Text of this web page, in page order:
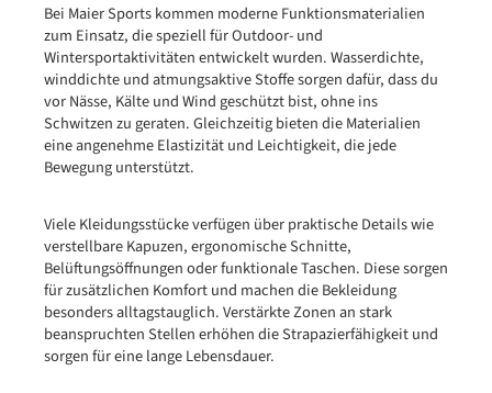
Bei Maier Sports kommen moderne Funktionsmaterialien
zum Einsatz, die speziell für Outdoor- und
Wintersportaktivitäten entwickelt wurden. Wasserdichte,
winddichte und atmungsaktive Stoffe sorgen dafür, dass du
vor Nässe, Kälte und Wind geschützt bist, ohne ins
Schwitzen zu geraten. Gleichzeitig bieten die Materialien
eine angenehme Elastizität und Leichtigkeit, die jede
Bewegung unterstützt.
Viele Kleidungsstücke verfügen über praktische Details wie
verstellbare Kapuzen, ergonomische Schnitte,
Belüftungsöffnungen oder funktionale Taschen. Diese sorgen
für zusätzlichen Komfort und machen die Bekleidung
besonders alltagstauglich. Verstärkte Zonen an stark
beanspruchten Stellen erhöhen die Strapazierfähigkeit und
sorgen für eine lange Lebensdauer.